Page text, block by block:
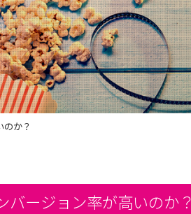
か？
ージョン率が高いのか？